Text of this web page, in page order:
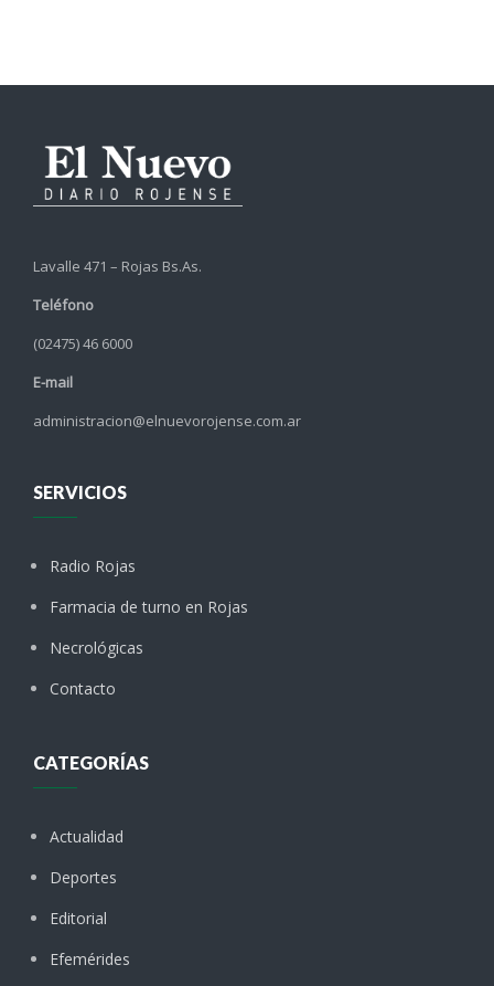
Lavalle 471 – Rojas Bs.As.
Teléfono
(02475) 46 6000
E-mail
administracion@elnuevorojense.com.ar
SERVICIOS
Radio Rojas
Farmacia de turno en Rojas
Necrológicas
Contacto
CATEGORÍAS
Actualidad
Deportes
Editorial
Efemérides